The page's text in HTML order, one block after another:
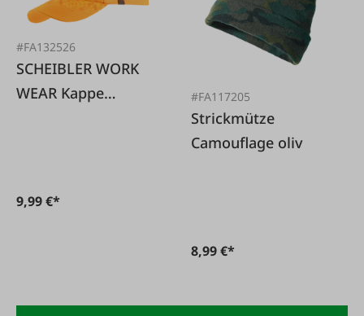
#FA132526
SCHEIBLER WORK
WEAR Kappe
9,99 €*
#FA117205
Strickmütze
Camouflage oliv
8,99 €*